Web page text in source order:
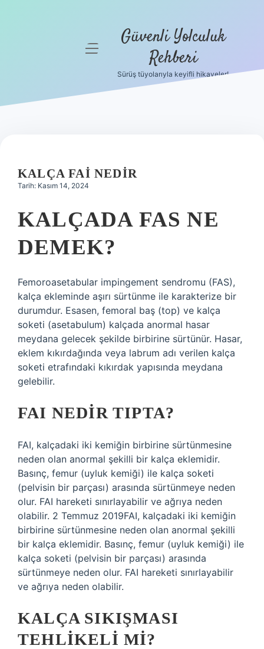
Hakkımızda
menüyü Güvenli Yolculuk
Rehberi
Sürüş tüyolarıyla keyifli hikayeler!
KALÇA FAI NEDIR
Tarih: Kasım 14, 2024
KALÇADA FAS NE
DEMEK?
Femoroasetabular impingement sendromu (FAS),
kalça ekleminde aşırı sürtünme ile karakterize bir
durumdur. Esasen, femoral baş (top) ve kalça
soketi (asetabulum) kalçada anormal hasar
meydana gelecek şekilde birbirine sürtünür. Hasar,
eklem kıkırdağında veya labrum adı verilen kalça
soketi etrafındaki kıkırdak yapısında meydana
gelebilir.
FAI NEDIR TIPTA?
FAI, kalçadaki iki kemiğin birbirine sürtünmesine
neden olan anormal şekilli bir kalça eklemidir.
Basınç, femur (uyluk kemiği) ile kalça soketi
(pelvisin bir parçası) arasında sürtünmeye neden
olur. FAI hareketi sınırlayabilir ve ağrıya neden
olabilir. 2 Temmuz 2019FAI, kalçadaki iki kemiğin
birbirine sürtünmesine neden olan anormal şekilli
bir kalça eklemidir. Basınç, femur (uyluk kemiği) ile
kalça soketi (pelvisin bir parçası) arasında
sürtünmeye neden olur. FAI hareketi sınırlayabilir
ve ağrıya neden olabilir.
KALÇA SIKIŞMASI
TEHLIKELI MI?